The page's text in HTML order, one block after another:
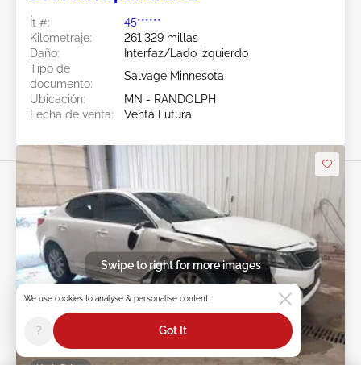
Ít #:
45******
Kilometraje:
261,329 millas
Daño:
Interfaz/Lado izquierdo
Tipo de
documento:
Salvage Minnesota
Ubicación:
MN - RANDOLPH
Fecha de venta:
Venta Futura
Swipe to right for more images
We use cookies to analyse & personalise content
? Got It